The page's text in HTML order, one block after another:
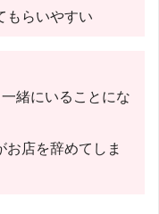
もらいやすい
緒にいることにな
お店を辞めてしま